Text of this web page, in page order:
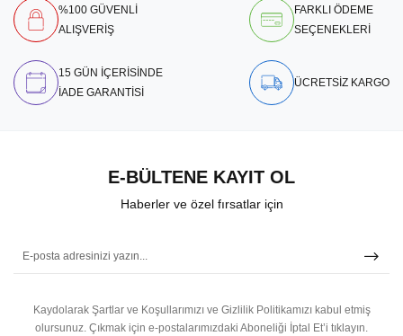
%100 GÜVENLİ
ALIŞVERİŞ
FARKLI ÖDEME
SEÇENEKLERİ
15 GÜN İÇERİSİNDE
İADE GARANTİSİ
ÜCRETSİZ KARGO
E-BÜLTENE KAYIT OL
Haberler ve özel fırsatlar için
Kaydolarak Şartlar ve Koşullarımızı ve Gizlilik Politikamızı kabul etmiş
olursunuz. Çıkmak için e-postalarımızdaki Aboneliği İptal Et’i tıklayın.